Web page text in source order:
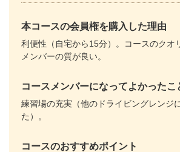
本コースの会員権を購入した理由
利便性（自宅から15分）。コースのクオ
メンバーの質が良い。
コースメンバーになってよかったこ
練習場の充実（他のドライビングレンジ
た）。
コースのおすすめポイント